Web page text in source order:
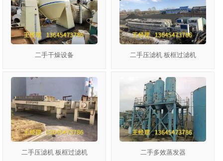
二手干燥设备 二手压滤机 板框过滤机
二手压滤机 板框过滤机 二手多效蒸发器